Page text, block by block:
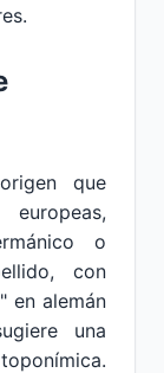
que
o
con
en alemán
una